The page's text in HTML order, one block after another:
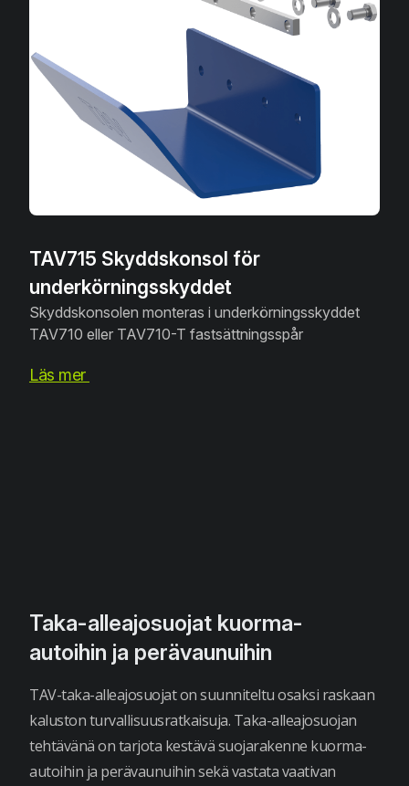
TAV715 Skyddskonsol för
underkörningsskyddet
Skyddskonsolen monteras i underkörningsskyddet
TAV710 eller TAV710-T fastsättningsspår
Läs mer
Taka-alleajosuojat kuorma-
autoihin ja perävaunuihin
TAV-taka-alleajosuojat on suunniteltu osaksi raskaan
kaluston turvallisuusratkaisuja. Taka-alleajosuojan
tehtävänä on tarjota kestävä suojarakenne kuorma-
autoihin ja perävaunuihin sekä vastata vaativan